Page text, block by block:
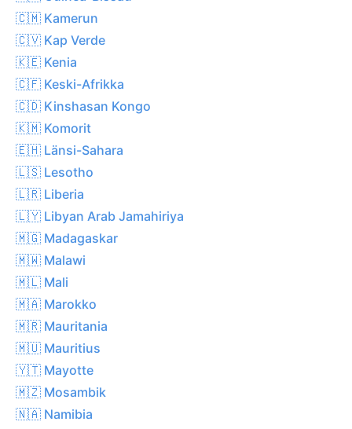
🇨🇲 Kamerun
🇨🇻 Kap Verde
🇰🇪 Kenia
🇨🇫 Keski-Afrikka
🇨🇩 Kinshasan Kongo
🇰🇲 Komorit
🇪🇭 Länsi-Sahara
🇱🇸 Lesotho
🇱🇷 Liberia
🇱🇾 Libyan Arab Jamahiriya
🇲🇬 Madagaskar
🇲🇼 Malawi
🇲🇱 Mali
🇲🇦 Marokko
🇲🇷 Mauritania
🇲🇺 Mauritius
🇾🇹 Mayotte
🇲🇿 Mosambik
🇳🇦 Namibia